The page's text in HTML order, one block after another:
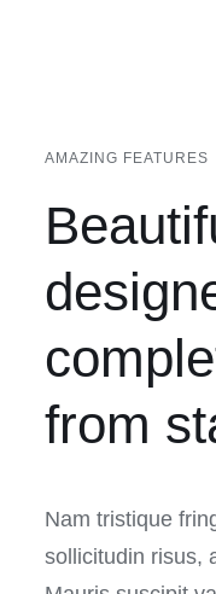
AMAZING FEATURES
from
Nam tristique
sollicitudin risus,